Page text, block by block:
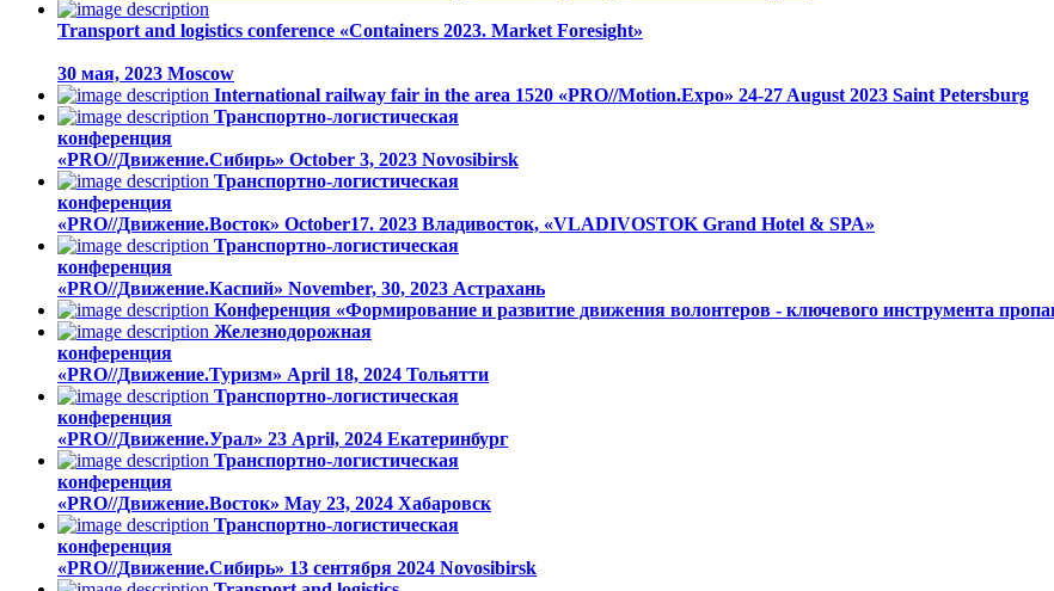
Transport and logistics conference «Containers 2023. Market Foresight»
30 мая, 2023 Moscow
International railway fair in the area 1520 «PRO//Motion.Expo» 24-27 August 2023 Saint Petersburg
Транспортно-логистическая
конференция
«PRO//Движение.Сибирь» October 3, 2023 Novosibirsk
Транспортно-логистическая
конференция
«PRO//Движение.Восток» October17. 2023 Владивосток, «VLADIVOSTOK Grand Hotel & SPA»
Транспортно-логистическая
конференция
«PRO//Движение.Каспий» November, 30, 2023 Астрахань
Конференция «Формирование и развитие движения волонтеров - ключевого инструмента
Железнодорожная
конференция
«PRO//Движение.Туризм» April 18, 2024 Тольятти
Транспортно-логистическая
конференция
«PRO//Движение.Урал» 23 April, 2024 Екатеринбург
Транспортно-логистическая
конференция
«PRO//Движение.Восток» May 23, 2024 Хабаровск
Транспортно-логистическая
конференция
«PRO//Движение.Сибирь» 13 сентября 2024 Novosibirsk